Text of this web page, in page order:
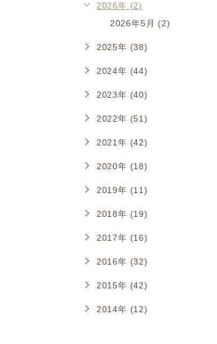
2026年 (2)
2026年5月 (2)
2025年 (38)
2024年 (44)
2023年 (40)
2022年 (51)
2021年 (42)
2020年 (18)
2019年 (11)
2018年 (19)
2017年 (16)
2016年 (32)
2015年 (42)
2014年 (12)